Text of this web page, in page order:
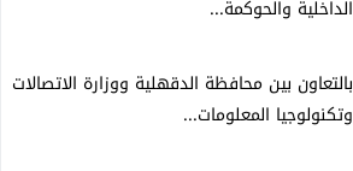
الداخلية والحوكمة...
بالتعاون بين محافظة الدقهلية ووزارة الاتصالات
وتكنولوجيا المعلومات...